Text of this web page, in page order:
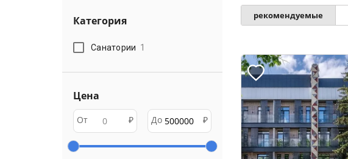
Категория
Санатории 1
Цена
От ₽ До ₽
рекомендуемые